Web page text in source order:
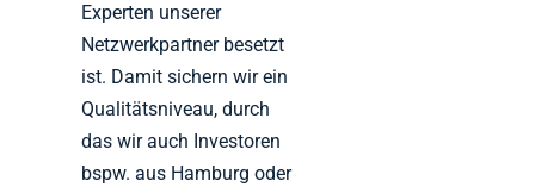
Experten unserer
Netzwerkpartner besetzt
ist. Damit sichern wir ein
Qualitätsniveau, durch
das wir auch Investoren
bspw. aus Hamburg oder